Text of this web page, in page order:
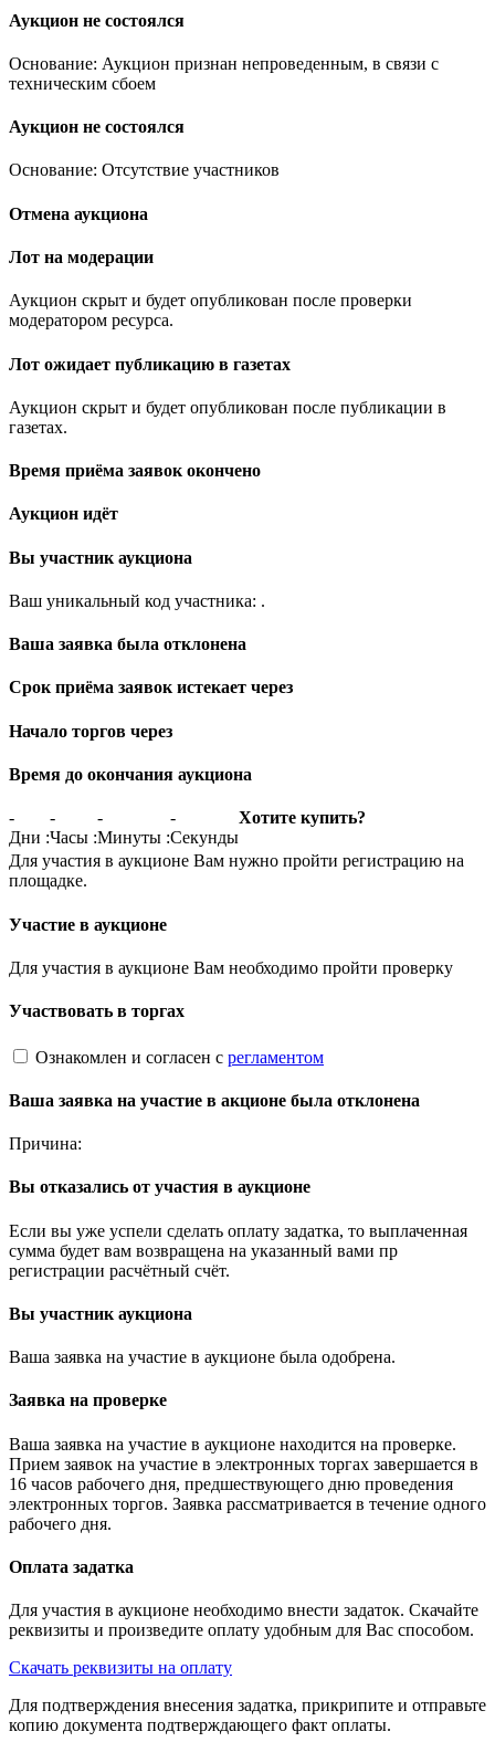
Аукцион не состоялся
Основание: Аукцион признан непроведенным, в связи с
техническим сбоем
Аукцион не состоялся
Основание: Отсутствие участников
Отмена аукциона
Лот на модерации
Аукцион скрыт и будет опубликован после проверки
модератором ресурса.
Лот ожидает публикацию в газетах
Аукцион скрыт и будет опубликован после публикации в
газетах.
Время приёма заявок окончено
Аукцион идёт
Вы участник аукциона
Ваш уникальный код участника: .
Ваша заявка была отклонена
Срок приёма заявок истекает через
Начало торгов через
Время до окончания аукциона
-
Дни :
-
Часы :
-
Минуты :
-
Секунды
Хотите купить?
Для участия в аукционе Вам нужно пройти регистрацию на
площадке.
Участие в аукционе
Для участия в аукционе Вам необходимо пройти проверку
Участвовать в торгах
Ознакомлен и согласен с регламентом
Ваша заявка на участие в акционе была отклонена
Причина:
Вы отказались от участия в аукционе
Если вы уже успели сделать оплату задатка, то выплаченная
сумма будет вам возвращена на указанный вами пр
регистрации расчётный счёт.
Вы участник аукциона
Ваша заявка на участие в аукционе была одобрена.
Заявка на проверке
Ваша заявка на участие в аукционе находится на проверке.
Прием заявок на участие в электронных торгах завершается в
16 часов рабочего дня, предшествующего дню проведения
электронных торгов. Заявка рассматривается в течение одного
рабочего дня.
Оплата задатка
Для участия в аукционе необходимо внести задаток. Скачайте
реквизиты и произведите оплату удобным для Вас способом.
Скачать реквизиты на оплату
Для подтверждения внесения задатка, прикрипите и отправьте
копию документа подтверждающего факт оплаты.